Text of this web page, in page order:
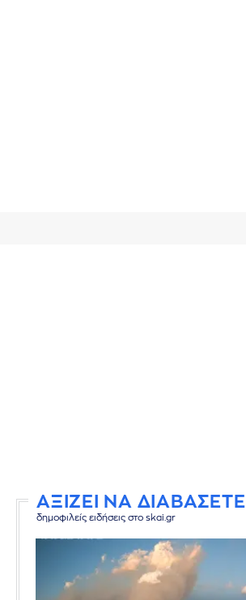
ΑΞΙΖΕΙ ΝΑ ΔΙΑΒΑΣΕΤΕ
δημοφιλείς ειδήσεις στο skai.gr